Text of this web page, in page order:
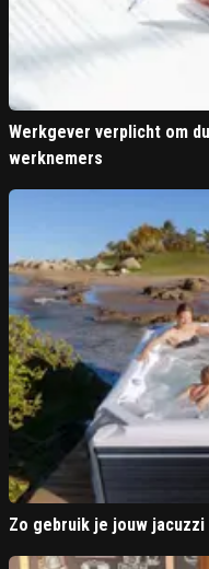
Werkgever verplicht om
werknemers
Zo gebruik je jouw